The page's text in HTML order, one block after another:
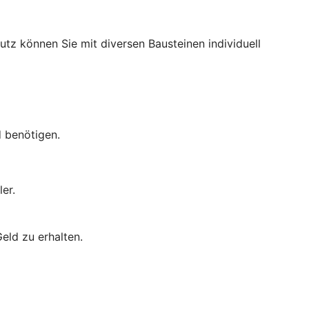
können Sie mit diversen Bausteinen individuell
benötigen.
zu erhalten.